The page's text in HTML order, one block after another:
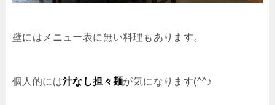
壁にはメニュー表に無い料理もあります。
個人的には汁なし担々麺が気になります(^^♪